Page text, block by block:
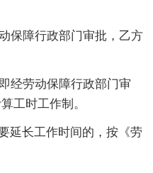
保障行政部门审批，乙方
经劳动保障行政部门审
工时工作制。
延长工作时间的，按《劳